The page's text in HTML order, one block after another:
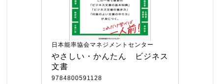
日本能率協会マネジメントセンター
やさしい・かんたん　ビジネス
文書
9784800591128